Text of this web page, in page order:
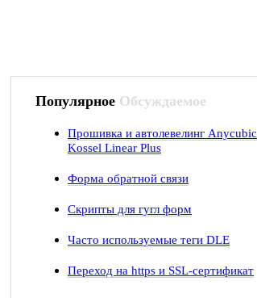
Популярное Обсуждаемое
Прошивка и автолевелинг Anycubic
Kossel Linear Plus
Форма обратной связи
Скрипты для гугл форм
Часто используемые теги DLE
Переход на https и SSL-сертификат